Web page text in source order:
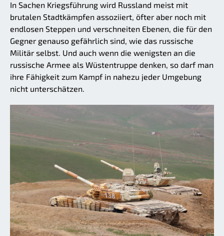
In Sachen Kriegsführung wird Russland meist mit
brutalen Stadtkämpfen assoziiert, öfter aber noch mit
endlosen Steppen und verschneiten Ebenen, die für den
Gegner genauso gefährlich sind, wie das russische
Militär selbst. Und auch wenn die wenigsten an die
russische Armee als Wüstentruppe denken, so darf man
ihre Fähigkeit zum Kampf in nahezu jeder Umgebung
nicht unterschätzen.